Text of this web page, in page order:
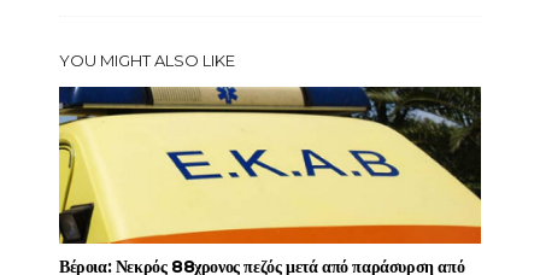
YOU MIGHT ALSO LIKE
Βέροια: Νεκρός 88χρονος πεζός μετά από παράσυρση από